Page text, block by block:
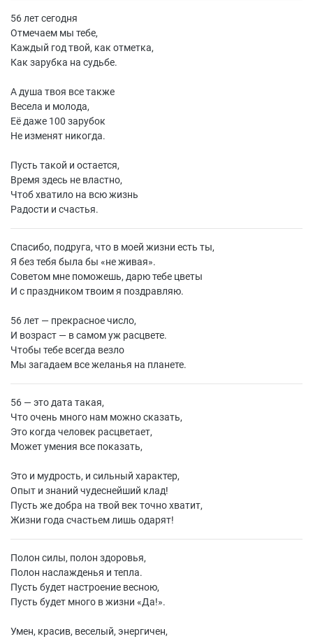
56 лет сегодня
Отмечаем мы тебе,
Каждый год твой, как отметка,
Как зарубка на судьбе.
А душа твоя все также
Весела и молода,
Её даже 100 зарубок
Не изменят никогда.
Пусть такой и остается,
Время здесь не властно,
Чтоб хватило на всю жизнь
Радости и счастья.
Спасибо, подруга, что в моей жизни есть ты,
Я без тебя была бы «не живая».
Советом мне поможешь, дарю тебе цветы
И с праздником твоим я поздравляю.
56 лет — прекрасное число,
И возраст — в самом уж расцвете.
Чтобы тебе всегда везло
Мы загадаем все желанья на планете.
56 — это дата такая,
Что очень много нам можно сказать,
Это когда человек расцветает,
Может умения все показать,
Это и мудрость, и сильный характер,
Опыт и знаний чудеснейший клад!
Пусть же добра на твой век точно хватит,
Жизни года счастьем лишь одарят!
Полон силы, полон здоровья,
Полон наслажденья и тепла.
Пусть будет настроение весною,
Пусть будет много в жизни «Да!».
Умен, красив, веселый, энергичен,